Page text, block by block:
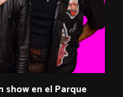
show en el Parque